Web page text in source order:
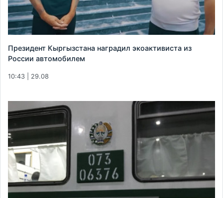
Президент Кыргызстана наградил экоактивиста из
России автомобилем
10:43 | 29.08